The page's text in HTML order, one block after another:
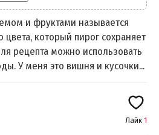
и фруктами называется
который пирог сохраняет
рецепта можно использовать
У меня это вишня и кусочки...
Лайк 1